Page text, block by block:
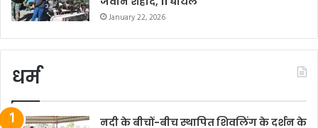
January 22, 2026
धर्म
नदी के बीचों-बीच स्थापित शिवलिंग के दर्शन के